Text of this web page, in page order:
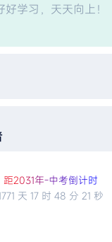
好学习，天天向上！
距2031年-中考倒计时
天 17 时 48 分 21 秒